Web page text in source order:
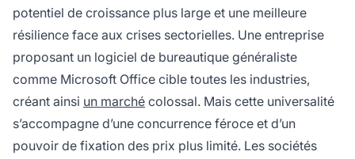
potentiel de croissance plus large et une meilleure
résilience face aux crises sectorielles. Une entreprise
proposant un logiciel de bureautique généraliste
comme Microsoft Office cible toutes les industries,
créant ainsi un marché colossal. Mais cette universalité
s’accompagne d’une concurrence féroce et d’un
pouvoir de fixation des prix plus limité. Les sociétés